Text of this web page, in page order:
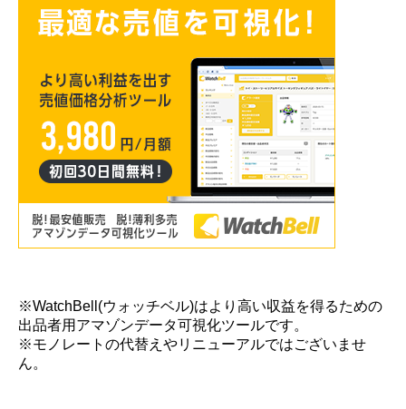
※WatchBell(ウォッチベル)はより高い収益を得るための
出品者用アマゾンデータ可視化ツールです。
※モノレートの代替えやリニューアルではございませ
ん。